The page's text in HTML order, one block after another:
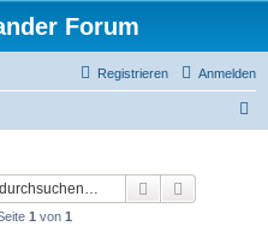
Forum
Anmelden
Registrieren
Suche
1 von 1